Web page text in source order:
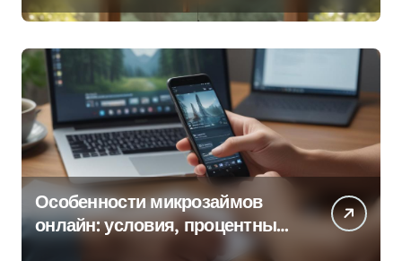
Особенности микрозаймов
онлайн: условия, процентные
ставки и порядок оформления